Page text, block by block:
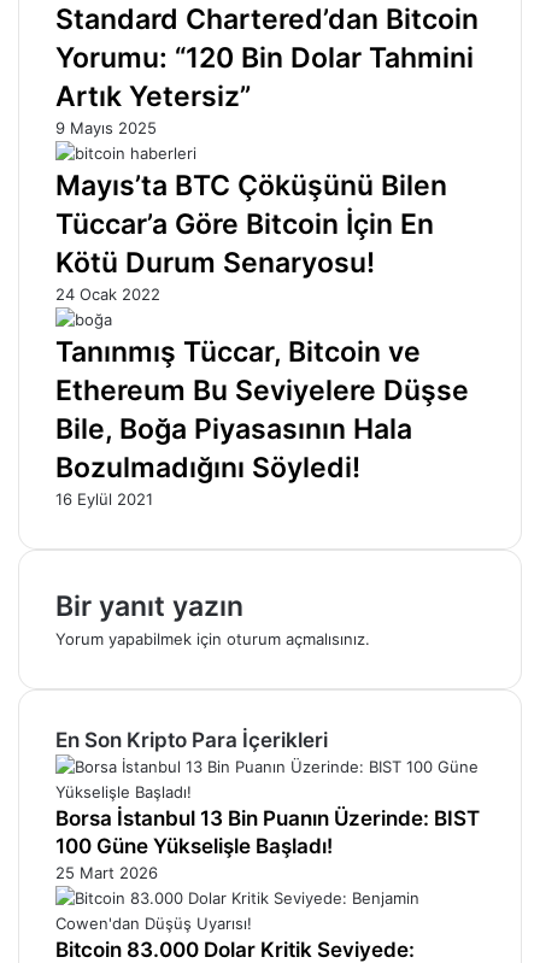
Standard Chartered’dan Bitcoin
Yorumu: “120 Bin Dolar Tahmini
Artık Yetersiz”
9 Mayıs 2025
Mayıs’ta BTC Çöküşünü Bilen
Tüccar’a Göre Bitcoin İçin En
Kötü Durum Senaryosu!
24 Ocak 2022
Tanınmış Tüccar, Bitcoin ve
Ethereum Bu Seviyelere Düşse
Bile, Boğa Piyasasının Hala
Bozulmadığını Söyledi!
16 Eylül 2021
Bir yanıt yazın
Yorum yapabilmek için oturum açmalısınız.
En Son Kripto Para İçerikleri
Borsa İstanbul 13 Bin Puanın Üzerinde: BIST
100 Güne Yükselişle Başladı!
25 Mart 2026
Bitcoin 83.000 Dolar Kritik Seviyede: